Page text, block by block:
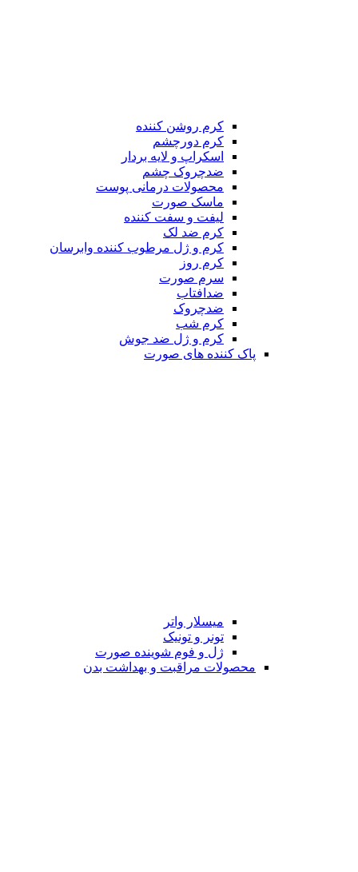
کرم روشن کننده
کرم دورچشم
اسکراپ و لایه بردار
ضدچروک چشم
محصولات درمانی پوست
ماسک صورت
لیفت و سفت کننده
کرم ضد لک
کرم و ژل مرطوب کننده وابرسان
کرم روز
سرم صورت
ضدافتاب
ضدچروک
کرم شب
کرم و ژل ضد جوش
پاک کننده های صورت
میسلار واتر
تونر و تونیک
ژل و فوم شوینده صورت
محصولات مراقبت و بهداشت بدن